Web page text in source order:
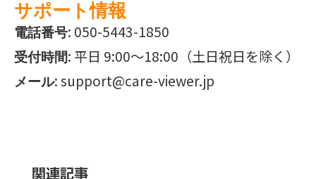
サポート情報
電話番号: 050-5443-1850
受付時間: 平日 9:00〜18:00（土日祝日を除く）
メール:support@care-viewer.jp
関連記事